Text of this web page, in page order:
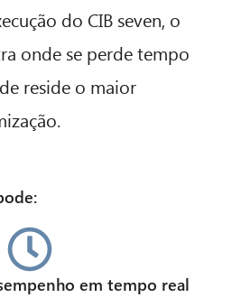
do CIB seven, o
onde se perde tempo
reside o maior
em tempo real